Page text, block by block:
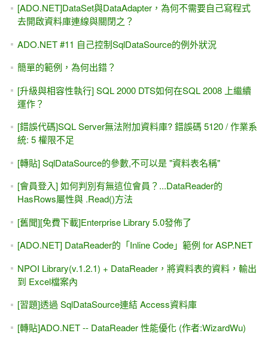
[ADO.NET]DataSet與DataAdapter，為何不需要自己寫程式
去開啟資料庫連線與關閉之？
ADO.NET #11 自己控制SqlDataSource的例外狀況
簡單的範例，為何出錯？
[升級與相容性執行] SQL 2000 DTS如何在SQL 2008 上繼續
運作？
[錯誤代碼]SQL Server無法附加資料庫? 錯誤碼 5120 / 作業系
統: 5 權限不足
[轉貼] SqlDataSource的參數,不可以是 "資料表名稱"
[會員登入] 如何判別有無這位會員？...DataReader的
HasRows屬性與 .Read()方法
[舊聞][免費下載]Enterprise Library 5.0發佈了
[ADO.NET] DataReader的「Inline Code」範例 for ASP.NET
NPOI Library(v.1.2.1) + DataReader，將資料表的資料，輸出
到 Excel檔案內
[習題]透過 SqlDataSource連結 Access資料庫
[轉貼]ADO.NET -- DataReader 性能優化 (作者:WizardWu)